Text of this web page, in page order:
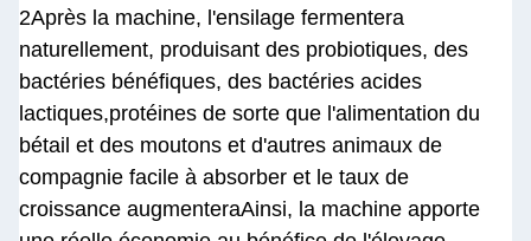
2Après la machine, l'ensilage fermentera
naturellement, produisant des probiotiques, des
bactéries bénéfiques, des bactéries acides
lactiques,protéines de sorte que l'alimentation du
bétail et des moutons et d'autres animaux de
compagnie facile à absorber et le taux de
croissance augmenteraAinsi, la machine apporte